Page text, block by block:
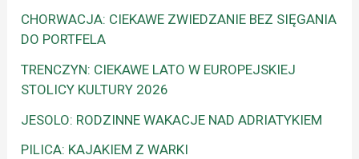
CHORWACJA: CIEKAWE ZWIEDZANIE BEZ SIĘGANIA
DO PORTFELA
TRENCZYN: CIEKAWE LATO W EUROPEJSKIEJ
STOLICY KULTURY 2026
JESOLO: RODZINNE WAKACJE NAD ADRIATYKIEM
PILICA: KAJAKIEM Z WARKI